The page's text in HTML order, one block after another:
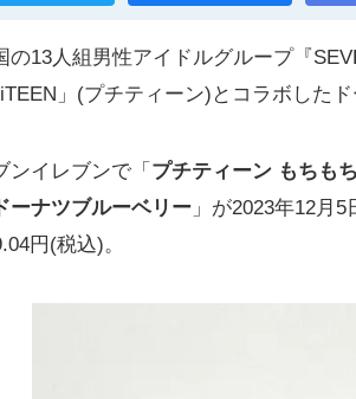
13人組男性アイドルグループ『
」(プチティーン)とコラボしたド
イレブンで「 プチティーン もちも
ーナツブルーベリー 」が2023年12月
円(税込)。